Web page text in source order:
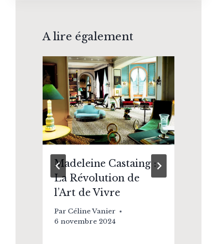
A lire également
Madeleine Castaing :
La Révolution de
l’Art de Vivre
Par Céline Vanier
6 novembre 2024